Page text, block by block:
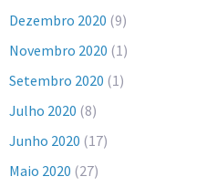
Dezembro 2020 (9)
Novembro 2020 (1)
Setembro 2020 (1)
Julho 2020 (8)
Junho 2020 (17)
Maio 2020 (27)